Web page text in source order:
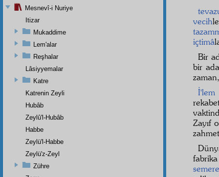
vecih
içtimâ
Bir
bir
İ'lem
Zayıf
semere
Mesnevî-i Nuriye
Itizar
Mukaddime
Lem'alar
Reşhalar
Lâsiyyemalar
Katre
Katrenin Zeyli
Hubâb
Zeylû'l-Hubâb
Habbe
Zeylü'l-Habbe
Zeylü'z-Zeyl
Zühre